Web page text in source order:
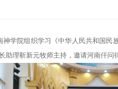
神学院组织学习《中华人民共和国民
助理靳新元牧师主持，邀请河南仟